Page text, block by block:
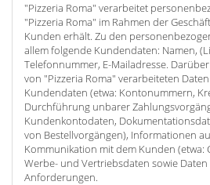
"Pizzeria Roma" verarbeitet
"Pizzeria Roma" im Rahmen der
Kunden erhält. Zu den
allem folgende Kundendaten: Namen,
Telefonnummer, E-Mailadresse.
von "Pizzeria Roma" verarbeiteten
Kundendaten (etwa: Kontonummern,
Durchführung unbarer
Kundenkontodaten,
von Bestellvorgängen), Informationen
Kommunikation mit dem Kunden (etwa:
Werbe- und Vertriebsdaten sowie
Anforderungen.